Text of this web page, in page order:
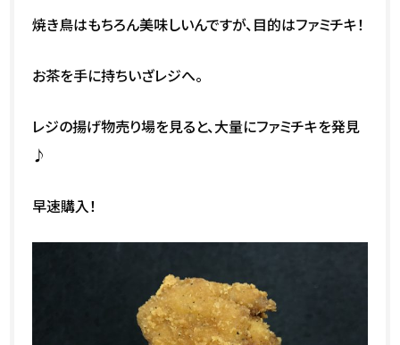
焼き鳥はもちろん美味しいんですが、目的はファミチキ！
お茶を手に持ちいざレジへ。
レジの揚げ物売り場を見ると、大量にファミチキを発見
♪
早速購入！